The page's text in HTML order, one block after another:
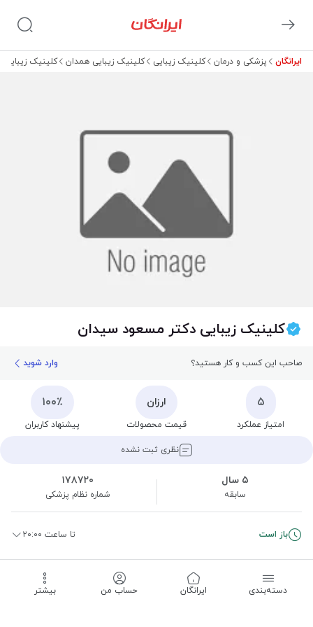
ایرانگان پزشکی و درمان کلینیک زیبایی کلینیک زیبایی همدان کلینیک
کلینیک زیبایی دکتر مسعود سیدان
صاحب این کسب و کار هستید؟ وارد شوید
۵
امتیاز عملکرد
ارزان
قیمت محصولات
۱۰۰٪
پیشنهاد کاربران
نظری ثبت نشده
۵ سال
سابقه
۱۷۸۷۲۰
شماره نظام پزشکی
باز است تا ساعت ۲۰:۰۰
ثبت نظر مسیریابی اشتراک ذخیره
دسته‌بندی ‌ایرانگان حساب من بیشتر